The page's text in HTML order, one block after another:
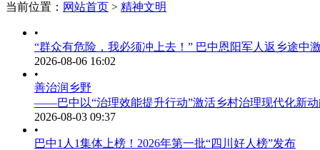
当前位置： 网站首页 > 精神文明
•
“群众有危险，我必须冲上去！” 巴中恩阳军人返乡途中
2026-08-06 16:02
•
善治润乡野
——巴中以“治理效能提升行动”激活乡村治理现代化新
2026-08-03 09:37
•
巴中1人1集体上榜！2026年第一批“四川好人榜”发布